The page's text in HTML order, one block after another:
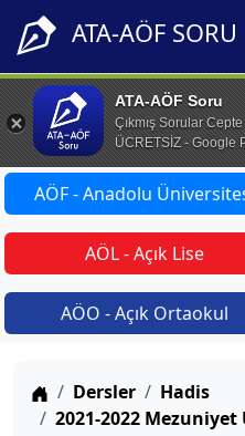
ATA-AÖF SORU
ATA-AÖF Soru
Çıkmış Sorular Cepte
ÜCRETSİZ - Google
AÖF - Anadolu
AÖL - Açık Lise
AÖO - Açık Ortaokul
Anasayfa
Dersler
Hadis
2021-2022 Mezuniyet